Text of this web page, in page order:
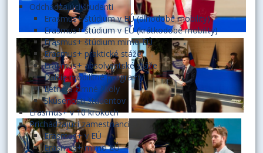
Odchádzajúci študenti
Erasmus+ štúdium v EÚ (dlhodobé mobility)
Erasmus+ štúdium v EÚ (krátkodobé mobility)
Erasmus+ štúdium mimo EÚ
Erasmus+ praktické stáže
Erasmus+ absolventské stáže
Ďalšie mobilitné programy
Letné a zimné školy
Skúsenosti študentov
Erasmus+ v 10 krokoch
Prichádzajúci zamestnanci
Erasmus+ v EÚ
Erasmus+ mimo EÚ